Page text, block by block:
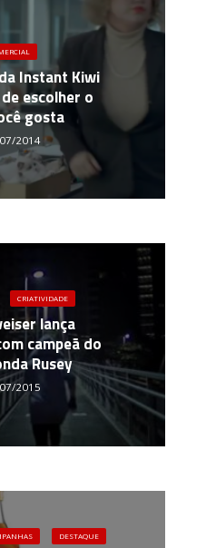
Instant Kiwi
escolher o
gosta
2014
CRIATIVIDADE
lança
campeã do
Rusey
2015
DESTAQUE